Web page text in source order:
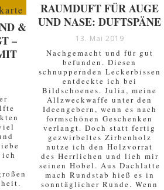
&
–
RAUMDUFT FÜR AUGE
UND NASE: DUFTSPÄNE
13. Mai 2019
Nachgemacht und für gut
befunden. Diesen
schnuppernden Leckerbissen
entdeckte ich bei
Bildschoenes. Julia, meine
Allzweckwaffe unter den
Ideengebern, wenn es nach
formschönen Geschenken
verlangt. Doch statt fertig
gezwirbeltes Zirbenholz
nutze ich den Holzvorrat
des Herrlichen und lieh mir
seinen Hobel. Aus Dachlatte
mach Rundstab hieß es in
sonntäglicher Runde. Wenn